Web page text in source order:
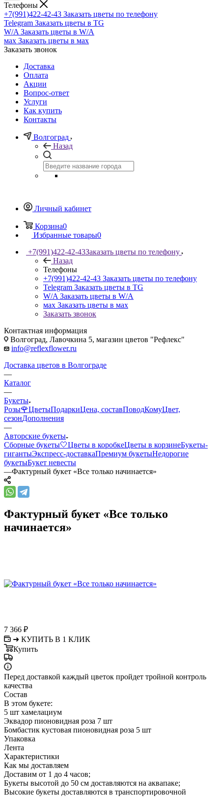
Телефоны
+7(991)422-42-43 Заказать цветы по телефону
Telegram Заказать цветы в TG
W/A Заказать цветы в W/A
мах Заказать цветы в мах
Заказать звонок
Доставка
Оплата
Акции
Вопрос-ответ
Услуги
Как купить
Контакты
Волгоград
Назад
Личный кабинет
Корзина0
Избранные товары0
+7(991)422-42-43Заказать цветы по телефону
Назад
Телефоны
+7(991)422-42-43 Заказать цветы по телефону
Telegram Заказать цветы в TG
W/A Заказать цветы в W/A
мах Заказать цветы в мах
Заказать звонок
Контактная информация
Волгоград, Лавочкина 5, магазин цветов "Рефлекс"
info@reflexflower.ru
Доставка цветов в Волгограде
—
Каталог
—
Букеты
Розы🌹ЦветыПодаркиЦена, составПоводКомуЦвет,
сезонДополнения
—
Авторские букеты
Сборные букеты🤍Цветы в коробкеЦветы в корзинеБукеты-
гигантыЭкспресс-доставкаПремиум букетыНедорогие
букетыБукет невесты
—Фактурный букет «Все только начинается»
Фактурный букет «Все только
начинается»
7 366 ₽
➜ КУПИТЬ В 1 КЛИК
Купить
Перед доставкой каждый цветок пройдет тройной контроль
качества
Состав
В этом букете:
5 шт хамелациум
Эквадор пионовидная роза 7 шт
Бомбастик кустовая пионовидная роза 5 шт
Упаковка
Лента
Характеристики
Как мы доставляем
Доставим от 1 до 4 часов;
Букеты высотой до 50 см доставляются на аквапаке;
Высокие букеты доставляются в транспортировочной